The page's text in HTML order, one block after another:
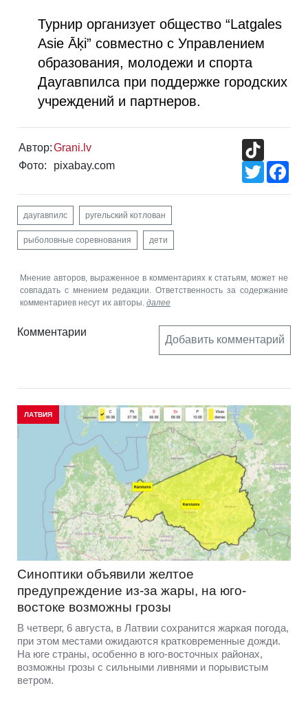
Турнир организует общество “Latgales
Asie Āķi” совместно с Управлением
образования, молодежи и спорта
Даугавпилса при поддержке городских
учреждений и партнеров.
Автор:Grani.lv
Фото:
pixabay.com
Twitter
даугавпилс ругельский котлован
рыболовные соревнования дети
Мнение авторов, выраженное в комментариях к статьям, может не
совпадать с мнением редакции. Ответственность за содержание
комментариев несут их авторы. далее
Комментарии
Добавить комментарий
ЛАТВИЯ
Синоптики объявили желтое
предупреждение из-за жары, на юго-
востоке возможны грозы
В четверг, 6 августа, в Латвии сохранится жаркая погода,
при этом местами ожидаются кратковременные дожди.
На юге страны, особенно в юго-восточных районах,
возможны грозы с сильными ливнями и порывистым
ветром.